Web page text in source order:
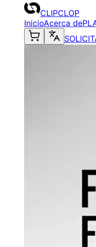
CLIPCLOP
InicioAcerca de